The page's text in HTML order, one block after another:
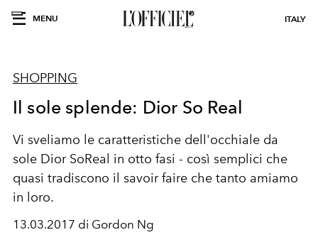
MENU ITALY
SHOPPING
Il sole splende: Dior So Real
Vi sveliamo le caratteristiche dell'occhiale da
sole Dior SoReal in otto fasi - così semplici che
quasi tradiscono il savoir faire che tanto amiamo
in loro.
13.03.2017 di Gordon Ng